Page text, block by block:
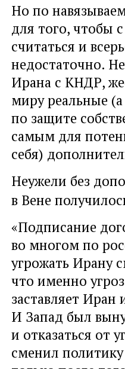
Но по
для того, чтобы
считаться и
недостаточно.
Ирана с КНДР,
миру реальные
по защите
самым для
себя)
Неужели без
в Вене
«Подписание
во многом по
угрожать Ирану
что именно
заставляет
И Запад был
и отказаться от
сменил политику